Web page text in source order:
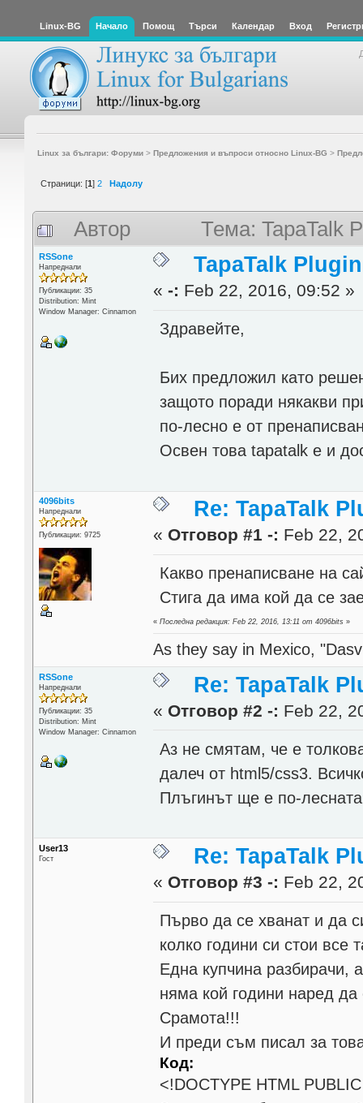
Linux-BG Начало Помощ Търси Календар Вход
Linux за българи: Форуми> Предложения и въпроси относно Linux-BG >
Страници: [1] 2 Надолу
Автор Тема: TapaTalk
RSSone
Напреднали
Публикации: 35
Distribution: Mint
Window Manager: Cinnamon
TapaTalk Plugin
«-: Feb 22, 2016, 09:52 »
Здравейте,
Бих предложил като
защото поради някакви
по-лесно е от
Освен това tapatalk е и
4096bits
Напреднали
Публикации: 9725
Re: TapaTalk
« Отговор #1 -: Feb 22,
Какво пренаписване на
Стига да има кой да се
«Последна редакция: Feb 22, 2016, 13:11 от 4096bits »
As they say in Mexico,
RSSone
Напреднали
Публикации: 35
Distribution: Mint
Window Manager: Cinnamon
Re: TapaTalk
« Отговор #2 -: Feb 22,
Аз не смятам, че е
далеч от html5/css3.
Плъгинът ще е по-
User13
Гост Re: TapaTalk
« Отговор #3 -: Feb 22,
Първо да се хванат и да
колко години си стои все
Една купчина разбирачи,
няма кой години наред
Срамота!!!
И преди съм писал за
Код:
<!DOCTYPE HTML